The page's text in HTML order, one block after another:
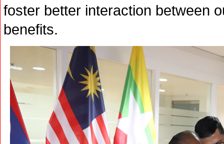
foster better interaction between
benefits.